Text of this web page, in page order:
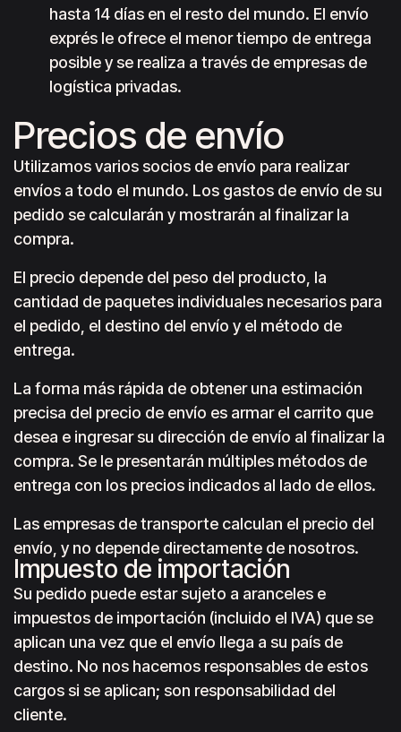
hasta 14 días en el resto del mundo. El envío
exprés le ofrece el menor tiempo de entrega
posible y se realiza a través de empresas de
logística privadas.
Precios de envío
Utilizamos varios socios de envío para realizar
envíos a todo el mundo. Los gastos de envío de su
pedido se calcularán y mostrarán al finalizar la
compra.
El precio depende del peso del producto, la
cantidad de paquetes individuales necesarios para
el pedido, el destino del envío y el método de
entrega.
La forma más rápida de obtener una estimación
precisa del precio de envío es armar el carrito que
desea e ingresar su dirección de envío al finalizar la
compra. Se le presentarán múltiples métodos de
entrega con los precios indicados al lado de ellos.
Las empresas de transporte calculan el precio del
envío, y no depende directamente de nosotros.
Impuesto de importación
Su pedido puede estar sujeto a aranceles e
impuestos de importación (incluido el IVA) que se
aplican una vez que el envío llega a su país de
destino. No nos hacemos responsables de estos
cargos si se aplican; son responsabilidad del
cliente.